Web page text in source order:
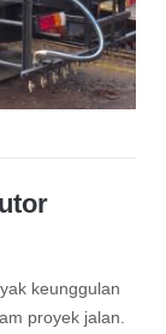
keunggulan
proyek jalan.